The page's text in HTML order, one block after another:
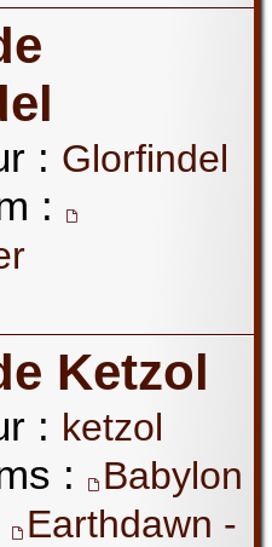
: Glorfindel
:
Ketzol
: ketzol
:
Babylon
Earthdawn -